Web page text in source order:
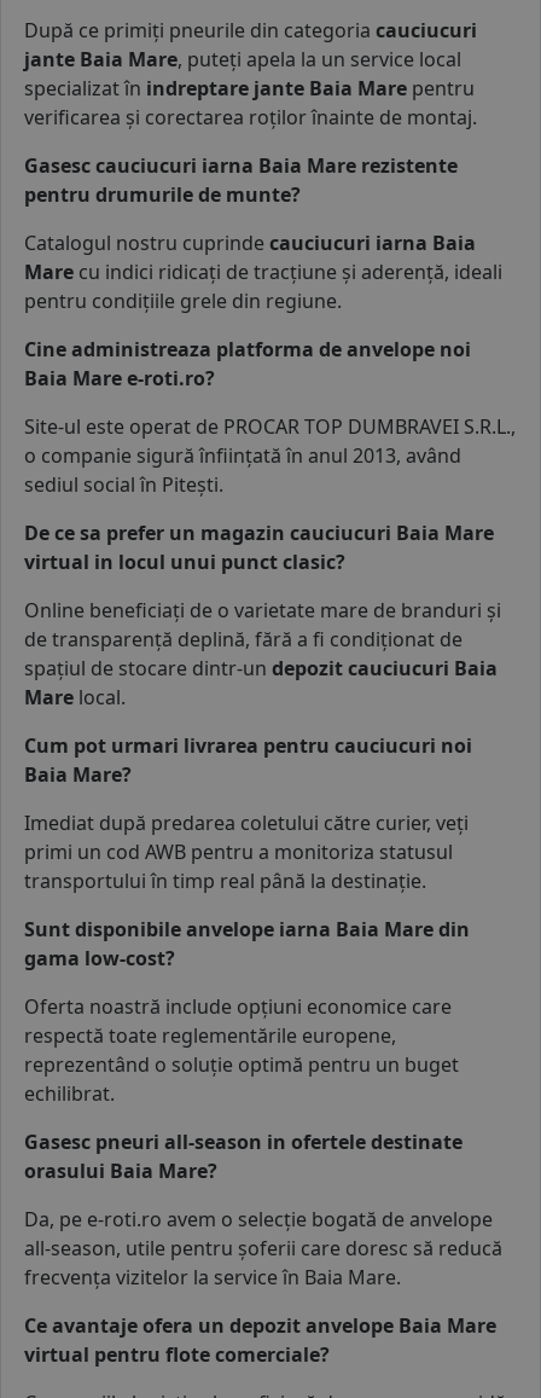
După ce primiți pneurile din categoria cauciucuri
jante Baia Mare, puteți apela la un service local
specializat în indreptare jante Baia Mare pentru
verificarea și corectarea roților înainte de montaj.
Gasesc cauciucuri iarna Baia Mare rezistente
pentru drumurile de munte?
Catalogul nostru cuprinde cauciucuri iarna Baia
Mare cu indici ridicați de tracțiune și aderență, ideali
pentru condițiile grele din regiune.
Cine administreaza platforma de anvelope noi
Baia Mare e-roti.ro?
Site-ul este operat de PROCAR TOP DUMBRAVEI S.R.L.,
o companie sigură înființată în anul 2013, având
sediul social în Pitești.
De ce sa prefer un magazin cauciucuri Baia Mare
virtual in locul unui punct clasic?
Online beneficiați de o varietate mare de branduri și
de transparență deplină, fără a fi condiționat de
spațiul de stocare dintr-un depozit cauciucuri Baia
Mare local.
Cum pot urmari livrarea pentru cauciucuri noi
Baia Mare?
Imediat după predarea coletului către curier, veți
primi un cod AWB pentru a monitoriza statusul
transportului în timp real până la destinație.
Sunt disponibile anvelope iarna Baia Mare din
gama low-cost?
Oferta noastră include opțiuni economice care
respectă toate reglementările europene,
reprezentând o soluție optimă pentru un buget
echilibrat.
Gasesc pneuri all-season in ofertele destinate
orasului Baia Mare?
Da, pe e-roti.ro avem o selecție bogată de anvelope
all-season, utile pentru șoferii care doresc să reducă
frecvența vizitelor la service în Baia Mare.
Ce avantaje ofera un depozit anvelope Baia Mare
virtual pentru flote comerciale?